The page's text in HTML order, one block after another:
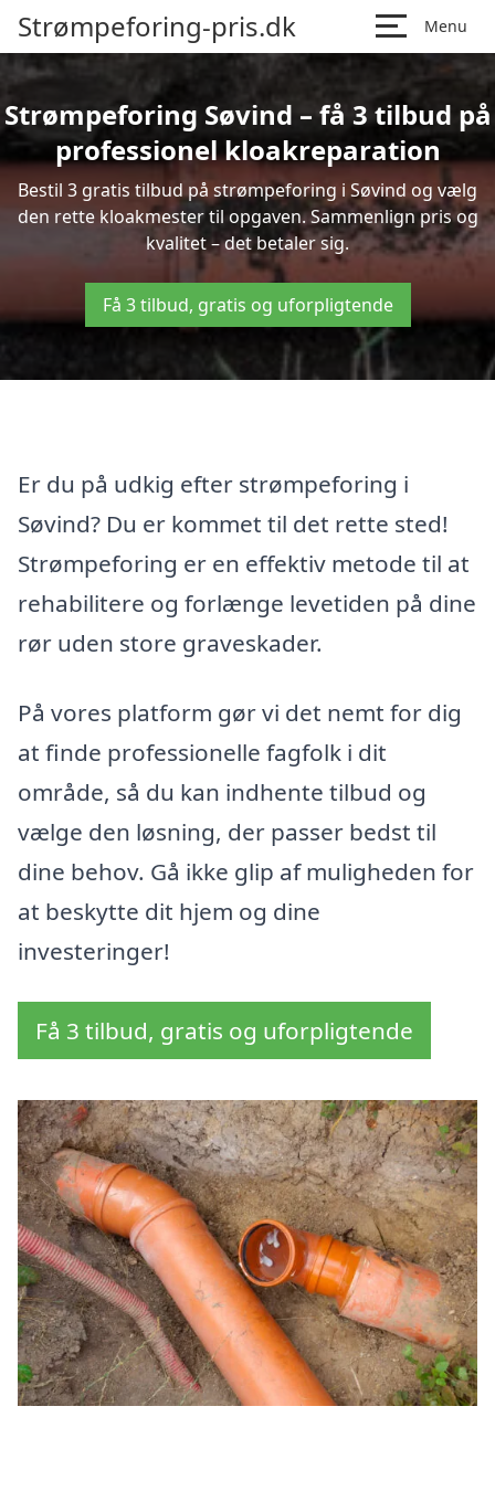
Strømpeforing-pris.dk Menu
Strømpeforing Søvind – få 3 tilbud på
professionel kloakreparation
Bestil 3 gratis tilbud på strømpeforing i Søvind og vælg
den rette kloakmester til opgaven. Sammenlign pris og
kvalitet – det betaler sig.
Få 3 tilbud, gratis og uforpligtende
Er du på udkig efter strømpeforing i
Søvind? Du er kommet til det rette sted!
Strømpeforing er en effektiv metode til at
rehabilitere og forlænge levetiden på dine
rør uden store graveskader.
På vores platform gør vi det nemt for dig
at finde professionelle fagfolk i dit
område, så du kan indhente tilbud og
vælge den løsning, der passer bedst til
dine behov. Gå ikke glip af muligheden for
at beskytte dit hjem og dine
investeringer!
Få 3 tilbud, gratis og uforpligtende